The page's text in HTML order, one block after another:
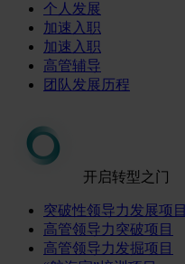
个人发展
加速入职
加速入职
高管辅导
团队发展历程
开启转型之门
突破性领导力发展项目
高管领导力突破项目
高管领导力发掘项目